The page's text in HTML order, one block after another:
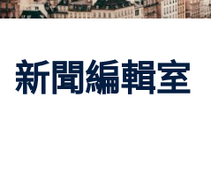
新聞編輯室